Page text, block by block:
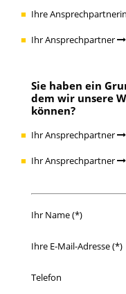
Ihre Ansprechpartnerin
Ihr Ansprechpartner
Sie haben ein
dem wir unsere
können?
Ihr Ansprechpartner
Ihr Ansprechpartner
Ihr Name (*)
Ihre E-Mail-Adresse (*)
Telefon